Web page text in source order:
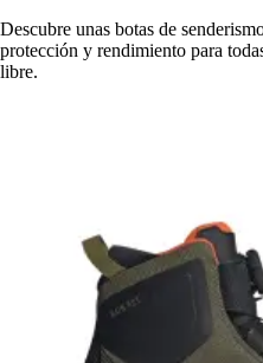
Descubre unas botas de
protección y rendimiento para
libre.